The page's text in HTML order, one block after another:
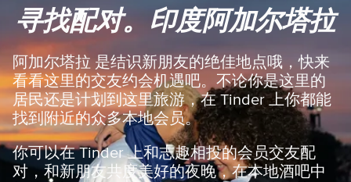
r
页
寻找配对。印度阿加尔塔拉
阿加尔塔拉 是结识新朋友的绝佳地点哦，快来
看看这里的交友约会机遇吧。不论你是这里的
居民还是计划到这里旅游，在 Tinder 上你都能
找到附近的众多本地会员。
你可以在 Tinder 上和志趣相投的会员交友配
对，和新朋友共度美好的夜晚，在本地酒吧中